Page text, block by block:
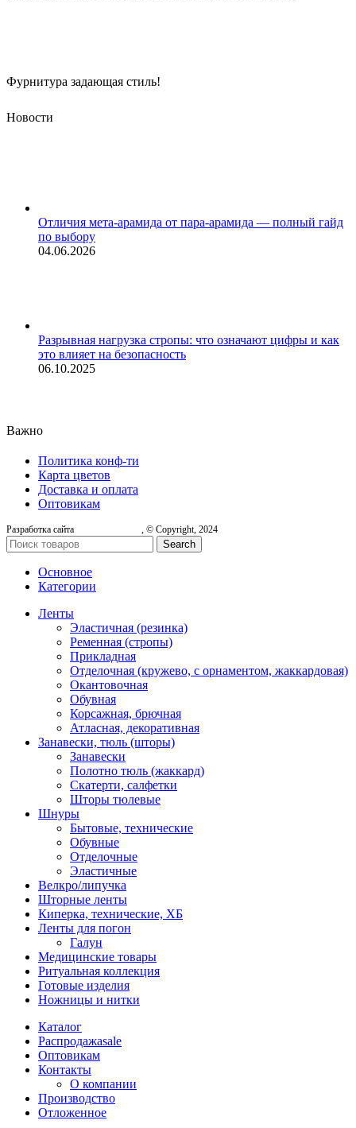
Фурнитура задающая стиль!
Новости
Отличия мета-арамида от пара-арамида — полный гайд
по выбору
04.06.2026
Разрывная нагрузка стропы: что означают цифры и как
это влияет на безопасность
06.10.2025
Важно
Политика конф-ти
Карта цветов
Доставка и оплата
Оптовикам
Разработка сайта , © Copyright, 2024
Search
Основное
Категории
Ленты
Эластичная (резинка)
Ременная (стропы)
Прикладная
Отделочная (кружево, с орнаментом, жаккардовая)
Окантовочная
Обувная
Корсажная, брючная
Атласная, декоративная
Занавески, тюль (шторы)
Занавески
Полотно тюль (жаккард)
Скатерти, салфетки
Шторы тюлевые
Шнуры
Бытовые, технические
Обувные
Отделочные
Эластичные
Велкро/липучка
Шторные ленты
Киперка, технические, ХБ
Ленты для погон
Галун
Медицинские товары
Ритуальная коллекция
Готовые изделия
Ножницы и нитки
Каталог
Распродажаsale
Оптовикам
Контакты
О компании
Производство
Отложенное